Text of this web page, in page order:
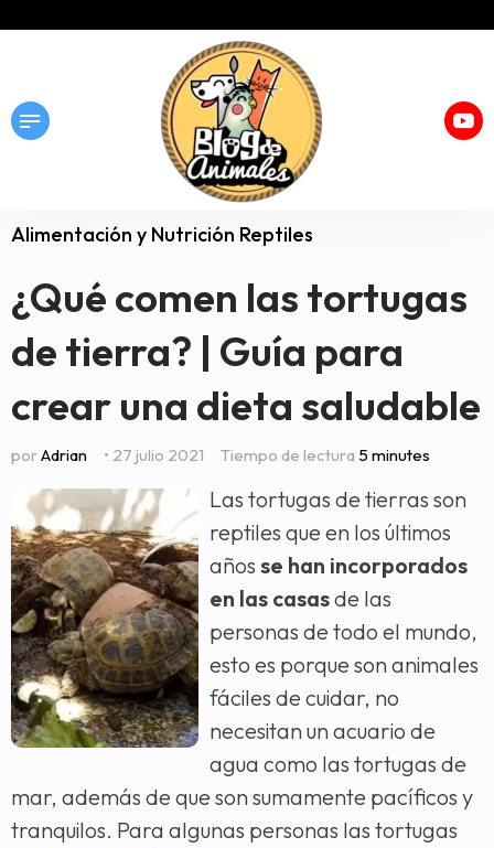
Alimentación y Nutrición Reptiles
¿Qué comen las tortugas
de tierra? | Guía para
crear una dieta saludable
porAdrian • 27 julio 2021 Tiempo de lectura 5 minutes
Las tortugas de tierras son
reptiles que en los últimos
años se han incorporados
en las casasde las
personas de todo el mundo,
esto es porque son animales
fáciles de cuidar, no
necesitan un acuario de
agua como las tortugas de
mar, además de que son sumamente pacíficos y
tranquilos. Para algunas personas las tortugas